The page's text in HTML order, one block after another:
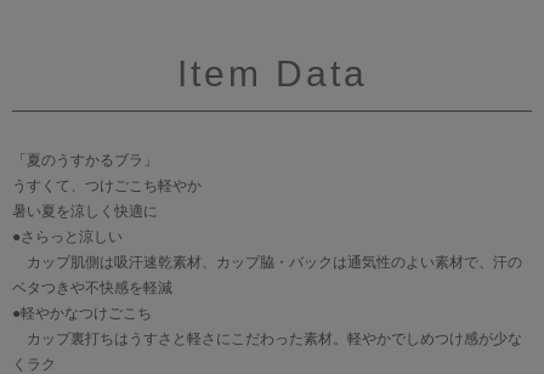
Item Data
「夏のうすかるブラ」
うすくて、つけごこち軽やか
暑い夏を涼しく快適に
●さらっと涼しい
カップ肌側は吸汗速乾素材、カップ脇・バックは通気性のよい素材で、汗の
ベタつきや不快感を軽減
●軽やかなつけごこち
カップ裏打ちはうすさと軽さにこだわった素材。軽やかでしめつけ感が少な
くラク